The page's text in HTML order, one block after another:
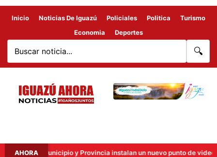
Inicio Noticias De Iguazú Policiales Politica
Turismo
Economia
Deportes
🔍
AHORA
Municipio y Provincia instalan un nuevo punto de videovigilancia